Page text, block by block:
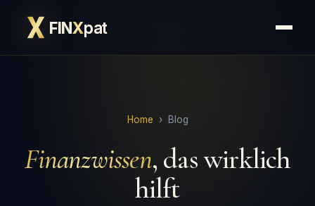
FINXpat
Home › Blog
Finanzwissen, das wirklich
hilft